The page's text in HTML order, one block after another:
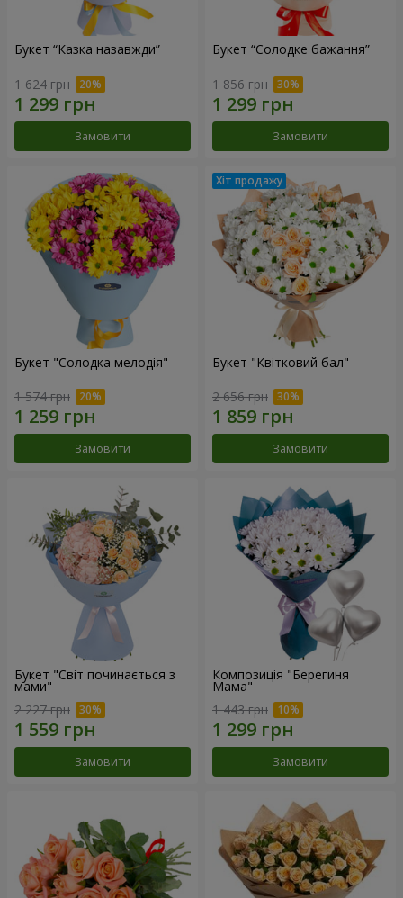
Букет “Казка назавжди”
1 624 грн
Замовити
Букет “Солодке бажання”
1 856 грн
Замовити
Букет "Солодка мелодія"
1 574 грн
Замовити
Букет "Квітковий бал"
2 656 грн
Замовити
Букет "Світ починається з
мами"
2 227 грн
Замовити
Композиція "Берегиня
Мама"
1 443 грн
Замовити